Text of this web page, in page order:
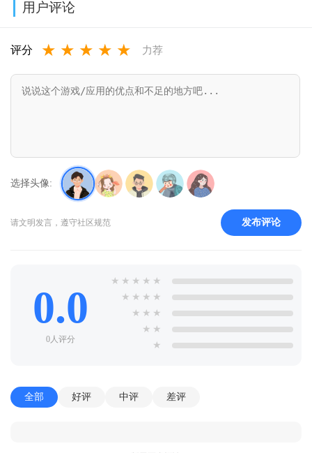
MOBILE)v4.3.0
用户评论
评分 ★ ★ ★ ★ ★ 力荐
选择头像:
请文明发言，遵守社区规范 发布评论
0.0
0人评分
★ ★ ★ ★ ★
★ ★ ★ ★
★ ★ ★
★ ★
★
全部 好评 中评 差评